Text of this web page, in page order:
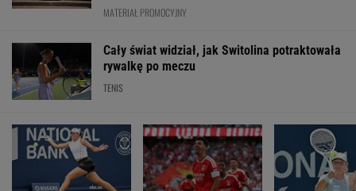
MATERIAŁ PROMOCYJNY
Cały świat widział, jak Switolina potraktowała
rywalkę po meczu
TENIS